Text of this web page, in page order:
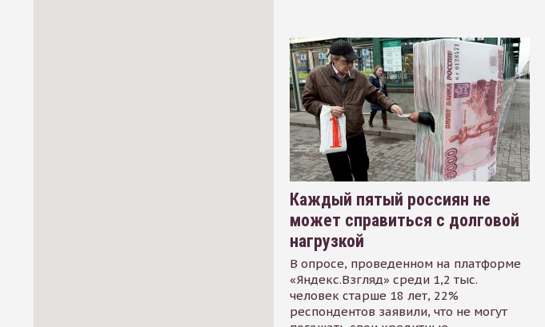
Каждый пятый россиян не
может справиться с долговой
нагрузкой
В опросе, проведенном на платформе
«Яндекс.Взгляд» среди 1,2 тыс.
человек старше 18 лет, 22%
респондентов заявили, что не могут